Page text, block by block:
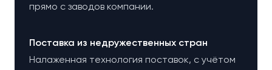
прямо с заводов компании.
Поставка из недружественных стран
Налаженная технология поставок, с учётом